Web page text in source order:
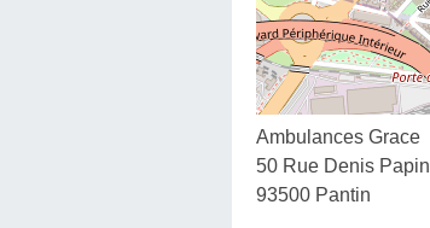
Ambulances Grace
50 Rue Denis Papin
93500 Pantin